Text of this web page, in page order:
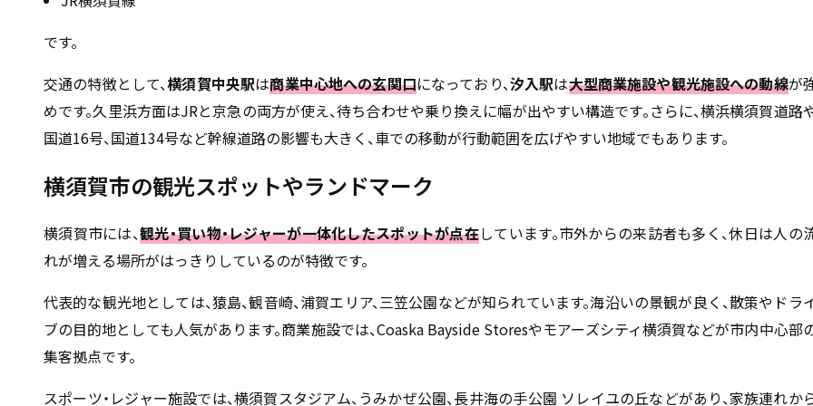
です。
交通の特徴として、横須賀中央駅は商業中心地への玄関口になっており、汐入駅は大型商業施設や観光施設への動線が
めです。久里浜方面はJRと京急の両方が使え、待ち合わせや乗り換えに幅が出やすい構造です。さらに、横浜横須賀道路
国道16号、国道134号など幹線道路の影響も大きく、車での移動が行動範囲を広げやすい地域でもあります。
横須賀市の観光スポットやランドマーク
横須賀市には、観光・買い物・レジャーが一体化したスポットが点在しています。市外からの来訪者も多く、休日は人の
れが増える場所がはっきりしているのが特徴です。
代表的な観光地としては、猿島、観音崎、浦賀エリア、三笠公園などが知られています。海沿いの景観が良く、散策やドラ
ブの目的地としても人気があります。商業施設では、Coaska Bayside Storesやモアーズシティ横須賀などが市内中心部
集客拠点です。
スポーツ・レジャー施設では、横須賀スタジアム、うみかぜ公園、長井海の手公園 ソレイユの丘などがあり、家族連れか